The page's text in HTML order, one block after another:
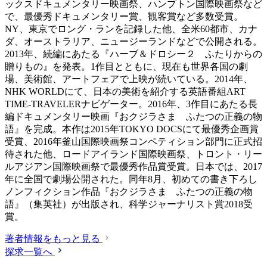
ックスドキュメンタリー映画祭、ハンプトン国際映画祭など
で、最優秀ドキュメンタリー賞、観客賞など多数受賞。
NY、東京でロング・ランを記録した他、全米60都市、カナ
ダ、オーストラリア、ニュージーランドなどで公開される。
2013年、続編にあたる『ハーブ＆ドロシー２ ふたりからの
贈りもの』を発表。1作目とともに、現在も世界各国の劇
場、美術館、アートフェアで上映が続いている。2014年、
NHK WORLDにて、日本の美術を紹介する英語番組ART
TIME-TRAVELERナビゲーター。2016年、3作目にあたる長
編ドキュメンタリー映画『おクジラさま ふたつの正義の物
語』を完成。本作は2015年TOKYO DOCSにて最優秀企画賞
受賞、2016年釜山国際映画祭コンペティション部門に正式招
待された他、ロードアイランド国際映画祭、トロント・リー
ルアジアン国際映画祭で最優秀作品賞受賞。日本では、2017
年に全国で劇場公開された。同年8月、初めての書き下ろし
ノンフィクション作品『おクジラさま ふたつの正義の物
語』（集英社）が出版され、科学ジャーナリスト賞2018受
賞。
著者情報をもっと見る
探求一覧へ